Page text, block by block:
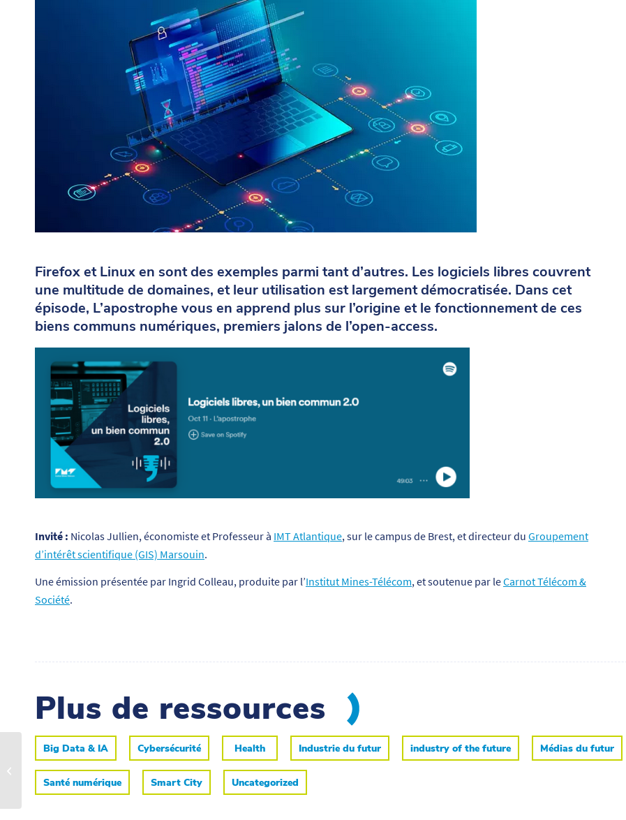
Firefox et Linux en sont des exemples parmi tant d’autres. Les logiciels libres couvrent
une multitude de domaines, et leur utilisation est largement démocratisée. Dans cet
épisode, L’apostrophe vous en apprend plus sur l’origine et le fonctionnement de ces
biens communs numériques, premiers jalons de l’open-access.
Invité : Nicolas Jullien, économiste et Professeur à IMT Atlantique, sur le campus de Brest, et directeur du Groupement
d’intérêt scientifique (GIS) Marsouin.
Une émission présentée par Ingrid Colleau, produite par l’Institut Mines-Télécom, et soutenue par leCarnot Télécom &
Société.
Plus de ressources
Big Data & IA Cybersécurité Health Industrie du futur industry of the future Médias du futur
Santé numérique Smart City Uncategorized
Retour sur la
participation du Carnot
TSN au Web Summit à
Lisbonne, première...